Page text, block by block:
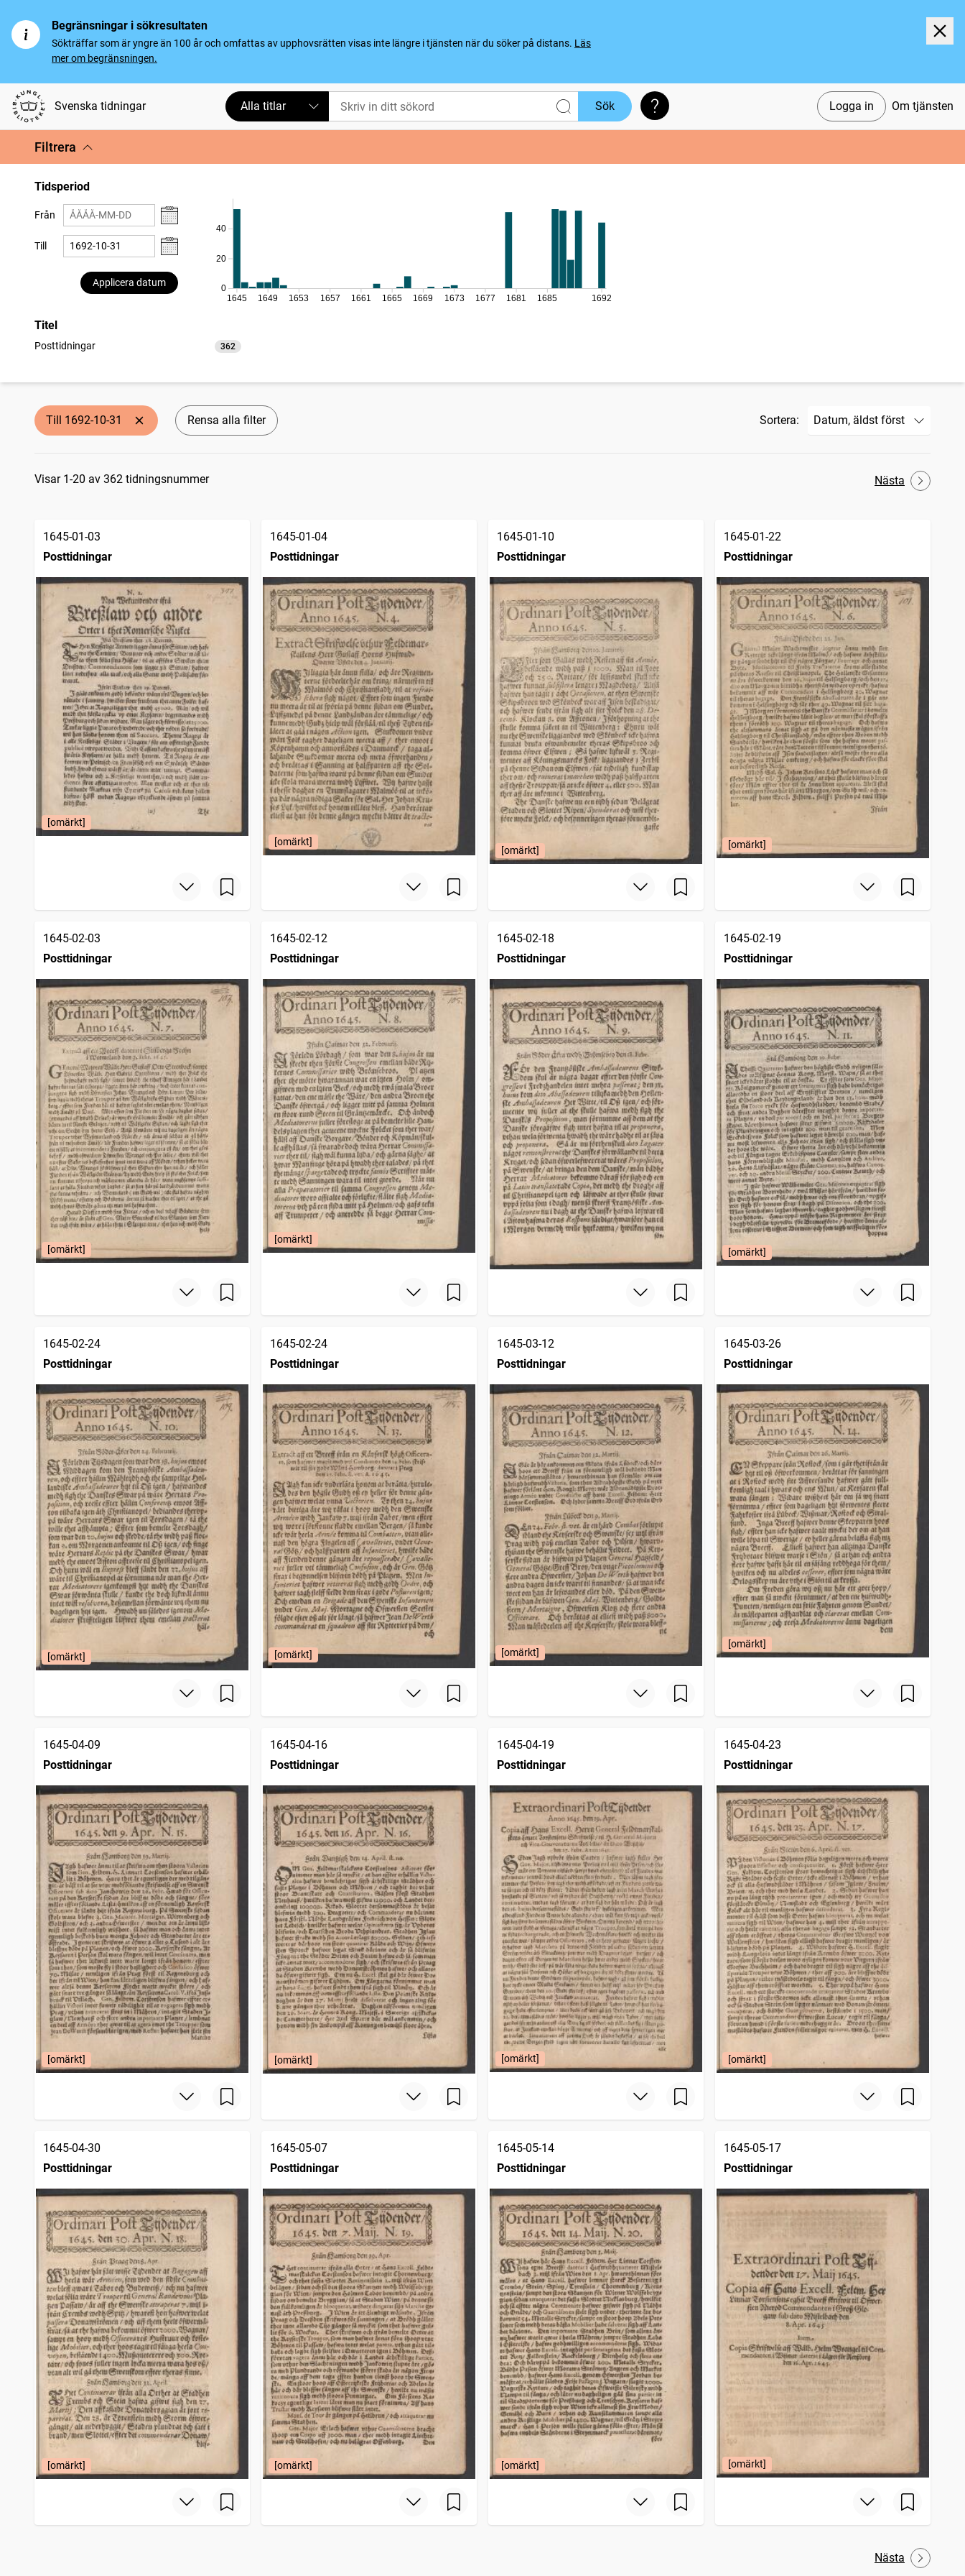
Begränsningar i sökresultaten
Sökträffar som är yngre än 100 år och omfattas av upphovsrätten visas inte längre i tjänsten när du söker på distans. Läs
mer om begränsningen.
Svenska tidningar Logga in Om tjänsten
Alla titlar Sök Söktips
Filtrera
Tidsperiod
Från
Till
Applicera datum
0
20
40
1645 1649 1653 1657 1661 1665 1669 1673 1677 1681 1685 1692
Titel
Posttidningar 362
träffar
Till 1692-10-31 Rensa alla filter Sortera:
Sökresultat
Visar 1-20 av 362 tidningsnummer Nästa
1645-01-03
Posttidningar
[omärkt]
1645-01-04
Posttidningar
[omärkt]
1645-01-10
Posttidningar
[omärkt]
1645-01-22
Posttidningar
[omärkt]
1645-02-03
Posttidningar
[omärkt]
1645-02-12
Posttidningar
[omärkt]
1645-02-18
Posttidningar
1645-02-19
Posttidningar
[omärkt]
1645-02-24
Posttidningar
[omärkt]
1645-02-24
Posttidningar
[omärkt]
1645-03-12
Posttidningar
[omärkt]
1645-03-26
Posttidningar
[omärkt]
1645-04-09
Posttidningar
[omärkt]
1645-04-16
Posttidningar
[omärkt]
1645-04-19
Posttidningar
[omärkt]
1645-04-23
Posttidningar
[omärkt]
1645-04-30
Posttidningar
[omärkt]
1645-05-07
Posttidningar
[omärkt]
1645-05-14
Posttidningar
[omärkt]
1645-05-17
Posttidningar
[omärkt]
Nästa